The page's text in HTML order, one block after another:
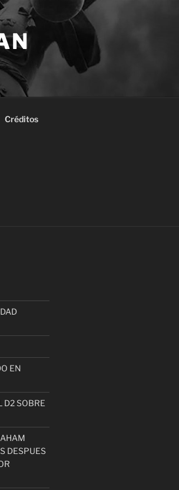
Créditos
EN
D2 SOBRE
DESPUES